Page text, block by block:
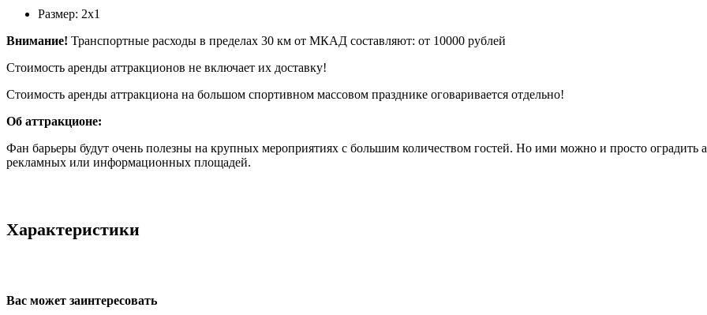
Размер: 2х1
Внимание! Транспортные расходы в пределах 30 км от МКАД составляют: от 10000 рублей
Стоимость аренды аттракционов не включает их доставку!
Стоимость аренды аттракциона на большом спортивном массовом празднике оговаривается отдельно!
Об аттракционе:
Фан барьеры будут очень полезны на крупных мероприятиях с большим количеством гостей. Но ими можно и просто оградить
рекламных или информационных площадей.
Характеристики
Вас может заинтересовать